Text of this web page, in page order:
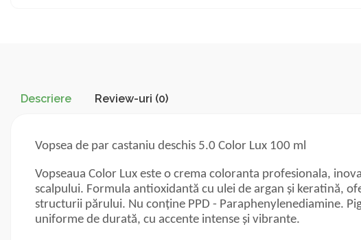
Descriere Review-uri (0)
Vopsea de par castaniu deschis 5.0 Color Lux 100 ml
Vopseaua Color Lux este o crema coloranta profesionala,
scalpului. Formula antioxidantă cu ulei de argan și keratină,
structurii părului. Nu conține PPD - Paraphenylenediamine.
uniforme de durată, cu accente intense și vibrante.